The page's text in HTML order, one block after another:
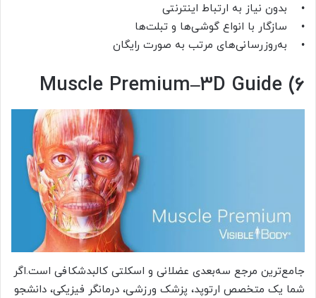
• بدون نیاز به ارتباط اینترنتی
• سازگار با انواع گوشی‌ها و تبلت‌ها
• به‌روزرسانی‌های مرتب به صورت رایگان
Muscle Premium–3D Guide (6
جامع‌ترین مرجع سه‌بعدی عضلانی و اسکلتی کالبدشکافی است.اگر
شما یک متخصص ارتوپد، پزشک ورزشی، درمانگر فیزیکی، دانشجو